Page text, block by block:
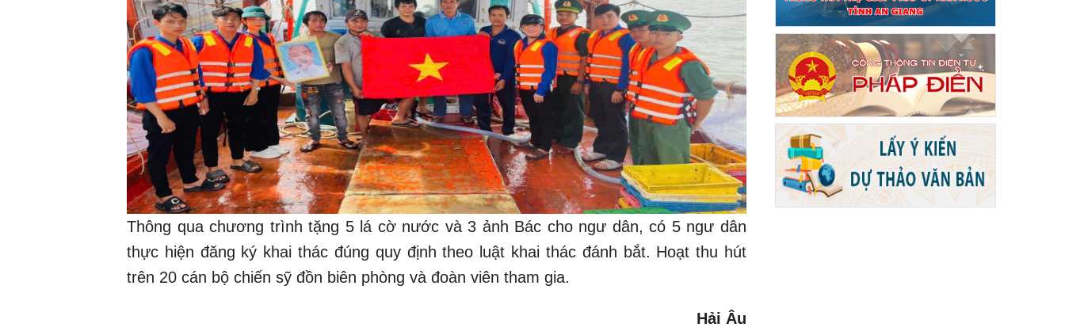
Thông qua chương trình tặng 5 lá cờ nước và 3 ảnh Bác cho ngư dân, có 5 ngư dân
thực hiện đăng ký khai thác đúng quy định theo luật khai thác đánh bắt. Hoạt thu hút
trên 20 cán bộ chiến sỹ đồn biên phòng và đoàn viên tham gia.
Hải Âu